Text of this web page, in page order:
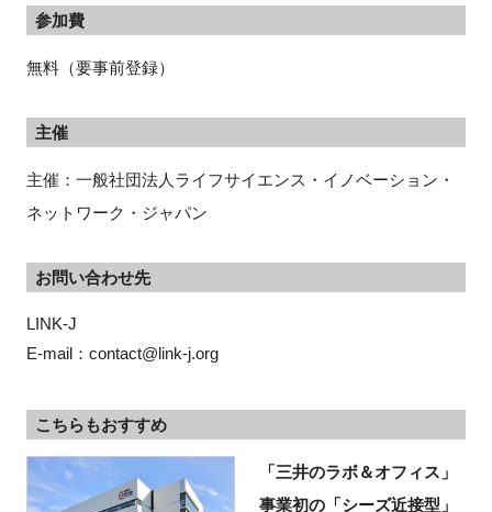
参加費
無料（要事前登録）
主催
主催：一般社団法人ライフサイエンス・イノベーション・
ネットワーク・ジャパン
お問い合わせ先
LINK-J
E-mail：contact@link-j.org
こちらもおすすめ
「三井のラボ＆オフィス」
事業初の「シーズ近接型」